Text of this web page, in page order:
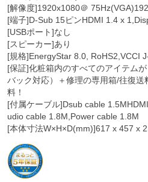
[解像度]1920x1080＠
[端子]D-Sub 15ピンHDMI 1.4 x
[USBポート]なし
[スピーカー]あり
[規格]EnergyStar 8.0, RoHS2,VCCI
[保証]化粧箱内のすべてのアイテム
バック対応）＋修理の専用箱/往復
料！
[付属ケーブル]Dsub cable
udio cable 1.8M,Power cable 1.8M
[本体寸法W×H×D(mm)]617 x 457 x